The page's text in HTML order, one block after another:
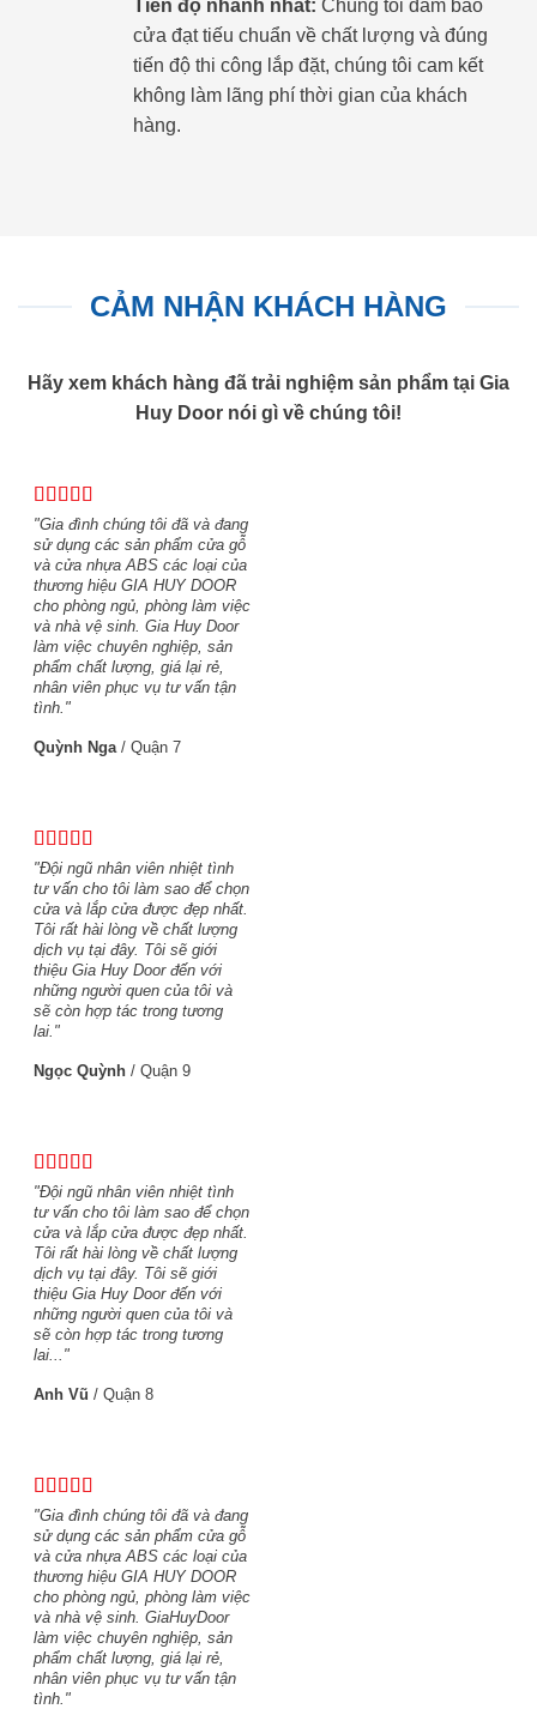
Tiến độ nhanh nhất: Chúng tôi đảm bảo
cửa đạt tiếu chuẩn về chất lượng và đúng
tiến độ thi công lắp đặt, chúng tôi cam kết
không làm lãng phí thời gian của khách
hàng.
CẢM NHẬN KHÁCH HÀNG
Hãy xem khách hàng đã trải nghiệm sản phẩm tại Gia
Huy Door nói gì về chúng tôi!
"Gia đình chúng tôi đã và đang
sử dụng các sản phẩm cửa gỗ
và cửa nhựa ABS các loại của
thương hiệu GIA HUY DOOR
cho phòng ngủ, phòng làm việc
và nhà vệ sinh. Gia Huy Door
làm việc chuyên nghiệp, sản
phẩm chất lượng, giá lại rẻ,
nhân viên phục vụ tư vấn tận
tình."
Quỳnh Nga / Quận 7
"Đội ngũ nhân viên nhiệt tình
tư vấn cho tôi làm sao để chọn
cửa và lắp cửa được đẹp nhất.
Tôi rất hài lòng về chất lượng
dịch vụ tại đây. Tôi sẽ giới
thiệu Gia Huy Door đến với
những người quen của tôi và
sẽ còn hợp tác trong tương
lai."
Ngọc Quỳnh / Quận 9
"Đội ngũ nhân viên nhiệt tình
tư vấn cho tôi làm sao để chọn
cửa và lắp cửa được đẹp nhất.
Tôi rất hài lòng về chất lượng
dịch vụ tại đây. Tôi sẽ giới
thiệu Gia Huy Door đến với
những người quen của tôi và
sẽ còn hợp tác trong tương
lai..."
Anh Vũ / Quận 8
"Gia đình chúng tôi đã và đang
sử dụng các sản phẩm cửa gỗ
và cửa nhựa ABS các loại của
thương hiệu GIA HUY DOOR
cho phòng ngủ, phòng làm việc
và nhà vệ sinh. GiaHuyDoor
làm việc chuyên nghiệp, sản
phẩm chất lượng, giá lại rẻ,
nhân viên phục vụ tư vấn tận
tình."